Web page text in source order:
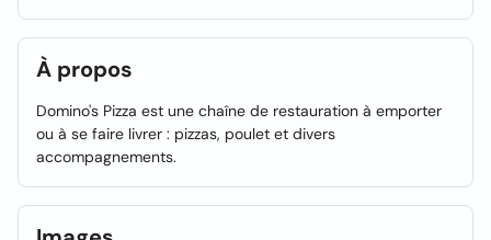
À propos
Domino's Pizza est une chaîne de restauration à emporter
ou à se faire livrer : pizzas, poulet et divers
accompagnements.